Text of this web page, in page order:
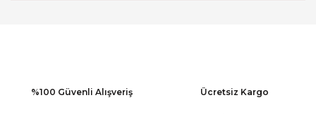
%100 Güvenli Alışveriş Ücretsiz Kargo